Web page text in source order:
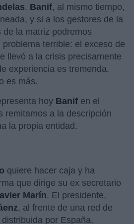
. Banif, al mismo tiempo,
y si a los gestores de la
la matriz podremos
terrible: el exceso de
llevó a la crisis precisamente
experiencia es tremenda,
es más.
hoy Banif en el
remitamos a la descripción
la propia entidad.
quiere hacer caja y ha
que dirige su ex secretario
Marín. El presidente,
, al frente de una red de
por España,